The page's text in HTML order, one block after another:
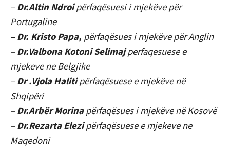
–Dr.Altin Ndroipërfaqësuesi i mjekëve për
Portugaline
– Dr. Kristo Papa, përfaqësues i mjekëve për Anglin
–Dr.Valbona Kotoni Selimajperfaqesuese e
mjekeve ne Belgjike
–Dr .Vjola Halitipërfaqësuese e mjekëve në
Shqipëri
–Dr.Arbër Morinapërfaqësues i mjekëve në Kosovë
–Dr.Rezarta Elezipërfaqësuese e mjekeve ne
Maqedoni